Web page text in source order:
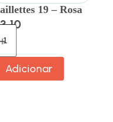
19 – Rosa
3.10
Adicionar